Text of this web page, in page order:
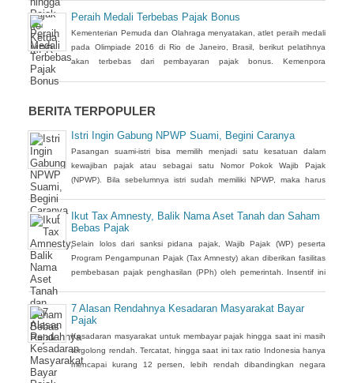
Peraih Medali Terbebas Pajak Bonus
Kementerian Pemuda dan Olahraga menyatakan, atlet peraih medali
pada Olimpiade 2016 di Rio de Janeiro, Brasil, berikut pelatihnya
akan terbebas dari pembayaran pajak bonus. Kemenpora
BERITA TERPOPULER
Istri Ingin Gabung NPWP Suami, Begini Caranya
Pasangan suami-istri bisa memilih menjadi satu kesatuan dalam
kewajiban pajak atau sebagai satu Nomor Pokok Wajib Pajak
(NPWP). Bila sebelumnya istri sudah memiliki NPWP, maka harus
Ikut Tax Amnesty, Balik Nama Aset Tanah dan Saham
Bebas Pajak
Selain lolos dari sanksi pidana pajak, Wajib Pajak (WP) peserta
Program Pengampunan Pajak (Tax Amnesty) akan diberikan fasilitas
pembebasan pajak penghasilan (PPh) oleh pemerintah. Insentif ini
bangunan.
7 Alasan Rendahnya Kesadaran Masyarakat Bayar
Pajak
Kesadaran masyarakat untuk membayar pajak hingga saat ini masih
tergolong rendah. Tercatat, hingga saat ini tax ratio Indonesia hanya
mencapai kurang 12 persen, lebih rendah dibandingkan negara